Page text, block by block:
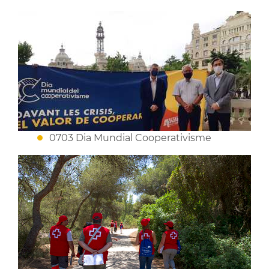
0703 Dia Mundial Cooperativisme